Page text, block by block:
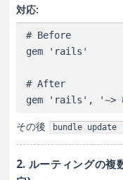
対応:
# Before
gem 'rails'
# After
その後 bundle
2. ルーティングの複